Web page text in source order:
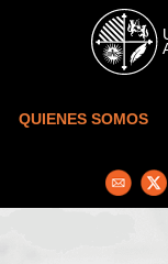
Skip to main content
QUIENES SOMOS